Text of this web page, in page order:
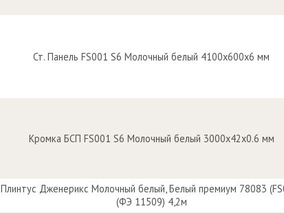
Ст. Панель FS001 S6 Молочный белый 4100х600х6 мм
Кромка БСП FS001 S6 Молочный белый 3000х42х0.6 мм
Плинтус Дженерикс Молочный белый, Белый премиум 78083
(ФЭ 11509) 4,2м